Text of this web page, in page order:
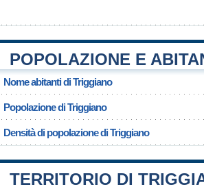
POPOLAZIONE E
Nome abitanti di Triggiano
Popolazione di Triggiano
Densità di popolazione di Triggiano
TERRITORIO DI